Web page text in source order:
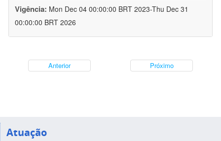
Vigência: Mon Dec 04 00:00:00 BRT 2023-Thu Dec 31
00:00:00 BRT 2026
Anterior Próximo
Atuação